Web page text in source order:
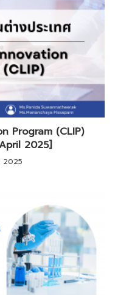
Program (CLIP)
2025]
2025